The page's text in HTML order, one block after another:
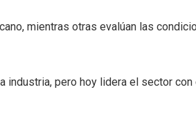
mientras otras evalúan las
industria, pero hoy lidera el sector